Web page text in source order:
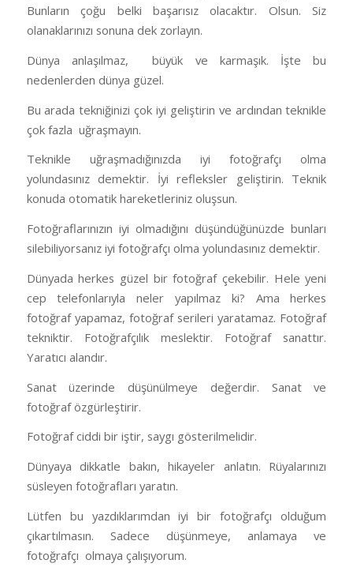
Bunların çoğu belki başarısız olacaktır. Olsun. Siz
olanaklarınızı sonuna dek zorlayın.
Dünya anlaşılmaz,
büyük ve karmaşık. İşte bu
nedenlerden dünya güzel.
Bu arada tekniğinizi çok iyi geliştirin ve ardından teknikle
çok fazla uğraşmayın.
Teknikle uğraşmadığınızda iyi fotoğrafçı olma
yolundasınız demektir. İyi refleksler geliştirin. Teknik
konuda otomatik hareketleriniz oluşsun.
Fotoğraflarınızın iyi olmadığını düşündüğünüzde bunları
silebiliyorsanız iyi fotoğrafçı olma yolundasınız demektir.
Dünyada herkes güzel bir fotoğraf çekebilir. Hele yeni
cep telefonlarıyla neler yapılmaz ki? Ama herkes
fotoğraf yapamaz, fotoğraf serileri yaratamaz. Fotoğraf
tekniktir. Fotoğrafçılık meslektir. Fotoğraf sanattır.
Yaratıcı alandır.
Sanat üzerinde düşünülmeye değerdir. Sanat ve
fotoğraf özgürleştirir.
Fotoğraf ciddi bir iştir, saygı gösterilmelidir.
Dünyaya dikkatle bakın, hikayeler anlatın. Rüyalarınızı
süsleyen fotoğrafları yaratın.
Lütfen bu yazdıklarımdan iyi bir fotoğrafçı olduğum
çıkartılmasın. Sadece düşünmeye, anlamaya ve
fotoğrafçı olmaya çalışıyorum.